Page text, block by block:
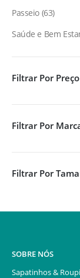
Passeio 63
Saúde e Bem
Filtrar Por Preço
Filtrar Por
Filtrar Por
SOBRE NÓS
Sapatinhos &